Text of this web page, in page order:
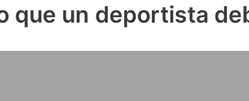
que un deportista